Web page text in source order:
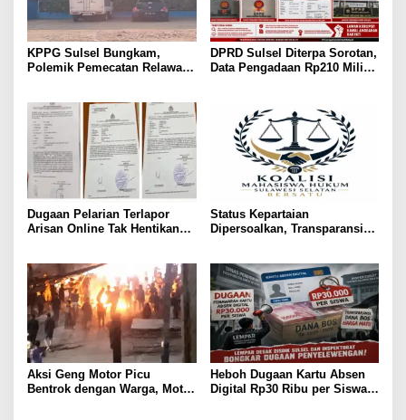
KPPG Sulsel Bungkam,
Polemik Pemecatan Relawan
DPRD Sulsel Diterpa Sorotan,
Data Pengadaan Rp210 Miliar
Dugaan Pelarian Terlapor
Arisan Online Tak Hentikan
Status Kepartaian
Dipersoalkan, Transparansi
Aksi Geng Motor Picu
Bentrok dengan Warga, Motor
Heboh Dugaan Kartu Absen
Digital Rp30 Ribu per Siswa,